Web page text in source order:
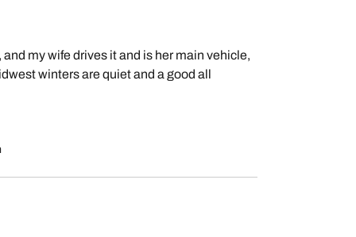
my wife drives it and is her main vehicle,
winters are quiet and a good all